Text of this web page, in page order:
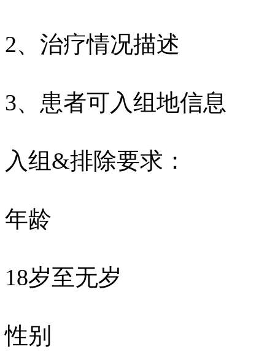
2、治疗情况描述
3、患者可入组地信息
入组&排除要求：
年龄
18岁至无岁
性别